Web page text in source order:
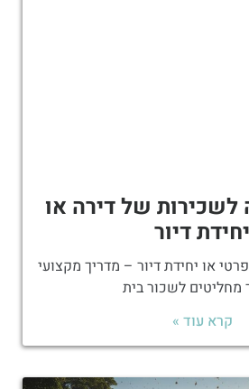
לשכירות של דירה או
יחידת דיור
או יחידת דיור – מדריך מקצועי
לשכור בית
קרא עוד »